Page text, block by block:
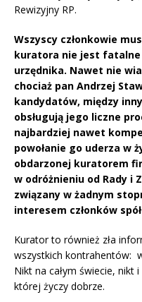
Rewizyjny RP.
Wszyscy członkowie
kuratora nie jest fatalne
urzędnika. Nawet nie
chociaż pan Andrzej
kandydatów, między
obsługują jego liczne
najbardziej nawet
powołanie go uderza w
obdarzonej kuratorem
w odróżnieniu od Rady i
związany w żadnym
interesem członków
Kurator to również zła
wszystkich kontrahentów:
Nikt na całym świecie, nikt
której życzy dobrze.